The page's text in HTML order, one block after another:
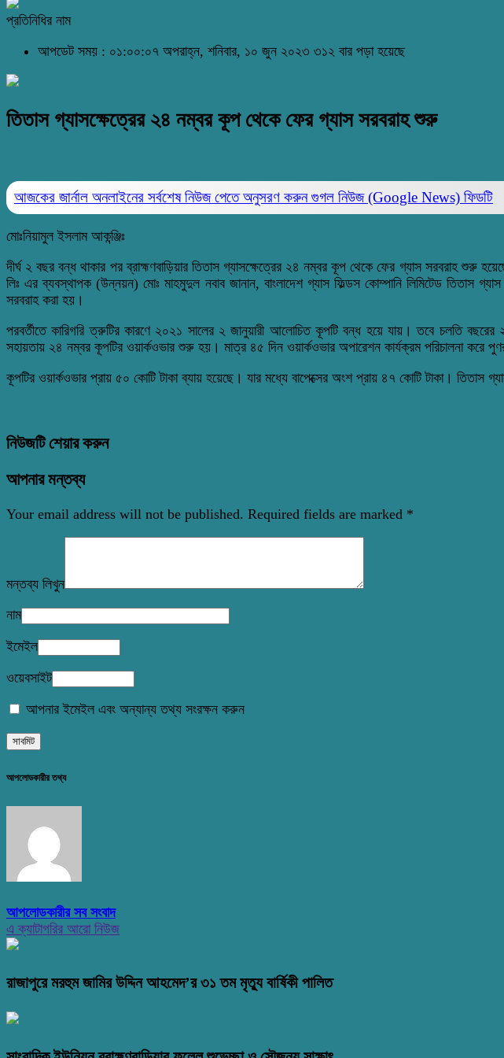
প্রতিনিধির নাম
আপডেট সময় : ০১:০০:০৭ অপরাহ্ন, শনিবার, ১০ জুন ২০২৩ ৩১২ বার পড়া হয়েছে
তিতাস গ্যাসক্ষেত্রের ২৪ নম্বর কূপ থেকে ফের গ্যাস সরবরাহ শুরু
আজকের জার্নাল অনলাইনের সর্বশেষ নিউজ পেতে অনুসরণ করুনগুগল নিউজ (Google News) ফিডটি
মোঃনিয়ামুল ইসলাম আকন্ঞ্জিঃ
দীর্ঘ ২ বছর বন্ধ থাকার পর ব্রাহ্মণবাড়িয়ার তিতাস গ্যাসক্ষেত্রের ২৪ নম্বর কূপ থেকে ফের গ্যাস সরবরাহ শুরু
লিঃ এর ব্যবস্থাপক (উন্নয়ন) মোঃ মাহমুদুল নবাব জানান, বাংলাদেশ গ্যাস ফিল্ডস কোম্পানি লিমিটেড
সরবরাহ করা হয়।
পরবর্তীতে কারিগরি ত্রুটির কারণে ২০২১ সালের ২ জানুয়ারী আলোচিত কূপটি বন্ধ হয়ে যায়। তবে চলতি বছরের
সহায়তায় ২৪ নম্বর কূপটির ওয়ার্কওভার শুরু হয়। মাত্র ৪৫ দিন ওয়ার্কওভার অপারেশন কার্যক্রম পরিচালনা করে
কূপটির ওয়ার্কওভার প্রায় ৫০ কোটি টাকা ব্যায় হয়েছে। যার মধ্যে বাপেক্সের অংশ প্রায় ৪৭ কোটি টাকা।
নিউজটি শেয়ার করুন
আপনার মন্তব্য
Your email address will not be published. Required fields are marked *
মন্তব্য লিখুন
নাম
ইমেইল
ওয়েবসাইট
আপনার ইমেইল এবং অন্যান্য তথ্য সংরক্ষন করুন
আপলোডকারীর তথ্য
আপলোডকারীর সব সংবাদ
এ ক্যাটাগরির আরো নিউজ
রাজাপুরে মরহুম জামির উদ্দিন আহমেদ’র ৩১ তম মৃত্যু বার্ষিকী পালিত